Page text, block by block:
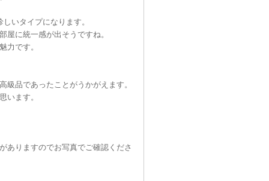
いタイプになります。
屋に統一感が出そうですね。
力です。
品であったことがうかがえます。
います。
ありますのでお写真でご確認くださ